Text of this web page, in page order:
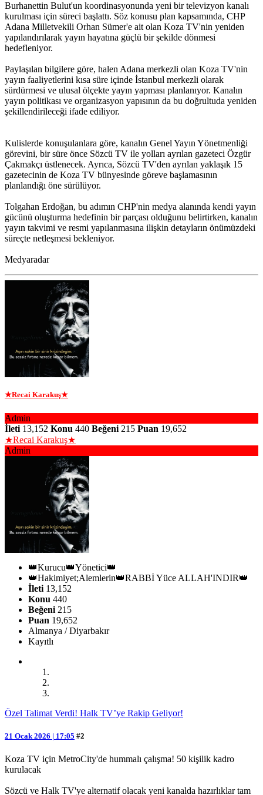
Burhanettin Bulut'un koordinasyonunda yeni bir televizyon kanalı
kurulması için süreci başlattı. Söz konusu plan kapsamında, CHP
Adana Milletvekili Orhan Sümer'e ait olan Koza TV'nin yeniden
yapılandırılarak yayın hayatına güçlü bir şekilde dönmesi
hedefleniyor.
Paylaşılan bilgilere göre, halen Adana merkezli olan Koza TV'nin
yayın faaliyetlerini kısa süre içinde İstanbul merkezli olarak
sürdürmesi ve ulusal ölçekte yayın yapması planlanıyor. Kanalın
yayın politikası ve organizasyon yapısının da bu doğrultuda yeniden
şekillendirileceği ifade ediliyor.
Kulislerde konuşulanlara göre, kanalın Genel Yayın Yönetmenliği
görevini, bir süre önce Sözcü TV ile yolları ayrılan gazeteci Özgür
Çakmakçı üstlenecek. Ayrıca, Sözcü TV'den ayrılan yaklaşık 15
gazetecinin de Koza TV bünyesinde göreve başlamasının
planlandığı öne sürülüyor.
Tolgahan Erdoğan, bu adımın CHP'nin medya alanında kendi yayın
gücünü oluşturma hedefinin bir parçası olduğunu belirtirken, kanalın
yayın takvimi ve resmi yapılanmasına ilişkin detayların önümüzdeki
süreçte netleşmesi bekleniyor.
Medyaradar
★Recai Karakuş★
Admin
İleti 13,152 Konu 440 Beğeni 215 Puan 19,652
★Recai Karakuş★
Admin
👑Kurucu👑Yönetici👑
👑Hakimiyet;Alemlerin👑RABBİ Yüce ALLAH'INDIR👑
İleti 13,152
Konu 440
Beğeni 215
Puan 19,652
Almanya / Diyarbakır
Kayıtlı
Özel Talimat Verdi! Halk TV’ye Rakip Geliyor!
21 Ocak 2026 | 17:05 #2
Koza TV için MetroCity'de hummalı çalışma! 50 kişilik kadro
kurulacak
Sözcü ve Halk TV'ye alternatif olacak yeni kanalda hazırlıklar tam